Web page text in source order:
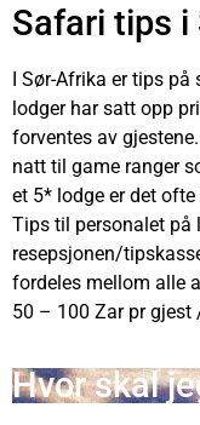
Safari tips i
I Sør-Afrika er tips
lodger har satt opp
forventes av
natt til game ranger
et 5* lodge er det
Tips til personalet på
resepsjonen/
fordeles mellom alle
50 – 100 Zar pr gjest
Hvor skal